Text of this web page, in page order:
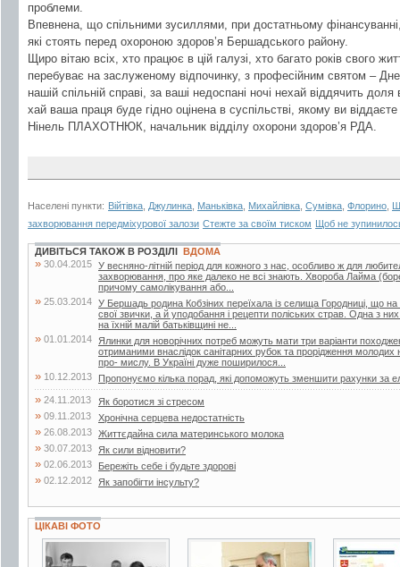
проблеми.
Впевнена, що спільними зусиллями, при достатньому
які стоять перед охороною здоров’я Бершадського району.
Щиро вітаю всіх, хто працює в цій галузі, хто багато років свого
перебуває на заслуженому відпочинку, з професійним святом –
нашій спільній справі, за ваші недоспані ночі нехай віддячить
хай ваша праця буде гідно оцінена в суспільстві, якому ви віддаєте
Нінель ПЛАХОТНЮК, начальник відділу охорони здоров’я РДА.
Населені пункти: Війтівка Джулинка Маньківка Михайлівка Сумівка Флорино
захворювання передміхурової залози Стежте за своїм тиском Щоб не
ДИВІТЬСЯ ТАКОЖ В РОЗДІЛІ ВДОМА
» 30.04.2015 У весняно-літній період для кожного з нас, особливо ж для
захворювання, про яке далеко не всі знають. Хвороба Лайма
причому самолікування або...
» 25.03.2014 У Бершадь родина Кобзіних переїхала із селища Городниці, що
свої звички, а й уподобання і рецепти поліських страв. Одна з
на їхній малій батьківщині не...
» 01.01.2014
Ялинки для новорічних потреб можуть мати три варіанти
отриманими внаслідок санітарних рубок та прорідження
про- мислу. В Україні дуже поширилося...
» 10.12.2013 Пропонуємо кілька порад, які допоможуть зменшити рахунки за
» 24.11.2013 Як боротися зі стресом
» 09.11.2013 Хронічна серцева недостатність
» 26.08.2013 Життєдайна сила материнського молока
» 30.07.2013 Як сили відновити?
» 02.06.2013 Бережіть себе і будьте здорові
» 02.12.2012 Як запобігти інсульту?
ЦІКАВІ ФОТО
7 фото